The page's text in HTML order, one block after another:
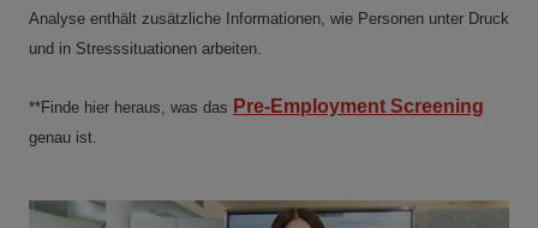
Analyse enthält zusätzliche Informationen, wie Personen unter Druck
und in Stresssituationen arbeiten.
**Finde hier heraus, was das Pre-Employment Screening
genau ist.